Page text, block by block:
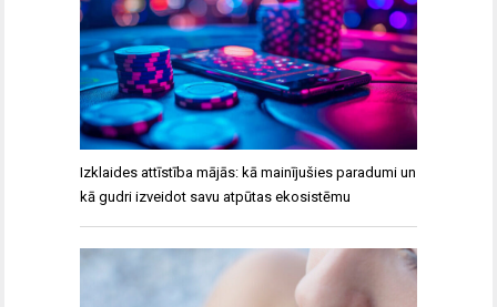
Izklaides attīstība mājās: kā mainījušies paradumi un
kā gudri izveidot savu atpūtas ekosistēmu